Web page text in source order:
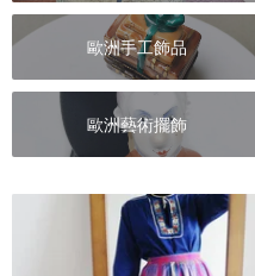
歐洲手工飾品
歐洲藝術擺飾